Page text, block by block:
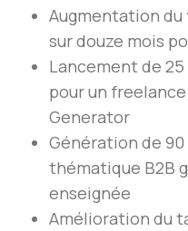
Augmentation du
sur douze mois
Lancement de
pour un
Generator
Génération de
thématique B2B
enseignée
Amélioration du